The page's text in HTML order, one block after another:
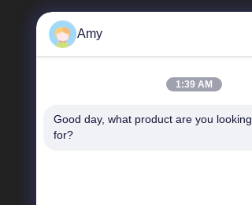
Tautan Langsung
Amy
1:39 AM
Good day, what product are you looking
for?